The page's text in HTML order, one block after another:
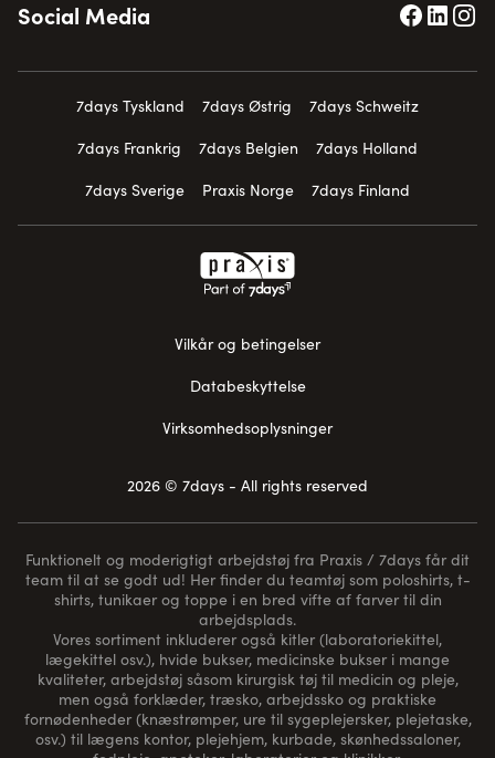
Social Media
7days Tyskland 7days Østrig
7days Schweitz
7days Frankrig
7days Belgien
7days Holland
7days Sverige
Praxis Norge 7days Finland
Vilkår og betingelser
Databeskyttelse
Virksomhedsoplysninger
2026 © 7days - All rights reserved
Funktionelt og moderigtigt arbejdstøj fra Praxis / 7days får dit
team til at se godt ud! Her finder du teamtøj som poloshirts, t-
shirts, tunikaer og toppe i en bred vifte af farver til din
arbejdsplads.
Vores sortiment inkluderer også kitler (laboratoriekittel,
lægekittel osv.), hvide bukser, medicinske bukser i mange
kvaliteter, arbejdstøj såsom kirurgisk tøj til medicin og pleje,
men også forklæder, træsko, arbejdssko og praktiske
fornødenheder (knæstrømper, ure til sygeplejersker, plejetaske,
osv.) til lægens kontor, plejehjem, kurbade, skønhedssaloner,